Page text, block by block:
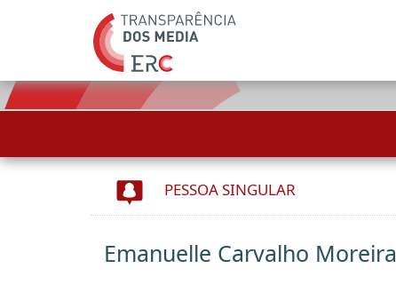
PESSOA SINGULAR
Emanuelle Carvalho Moreira